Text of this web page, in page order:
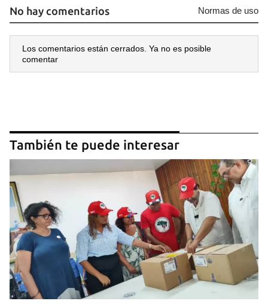
No hay comentarios Normas de uso
Los comentarios están cerrados. Ya no es posible
comentar
También te puede interesar